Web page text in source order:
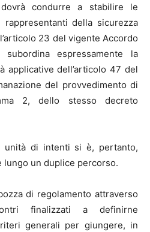
condurre a stabilire le
della sicurezza
23 del vigente Accordo
subordina espressamente la
applicative dell’articolo 47 del
del provvedimento di
2, dello stesso decreto
unità di intenti si è, pertanto,
un duplice percorso.
di regolamento attraverso
finalizzati a definirne
generali per giungere, in